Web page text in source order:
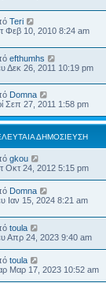
Teri
Φεβ 10, 2010 8:24 am
efthumhs
Δεκ 26, 2011 10:19 pm
Domna
Σεπ 27, 2011 1:58 pm
ΔΗΜΟΣΊΕΥΣΗ
gkou
Οκτ 24, 2012 5:15 pm
Domna
Ιαν 15, 2024 8:21 am
toula
Απρ 24, 2023 9:40 am
toula
Μαρ 17, 2023 10:52 am